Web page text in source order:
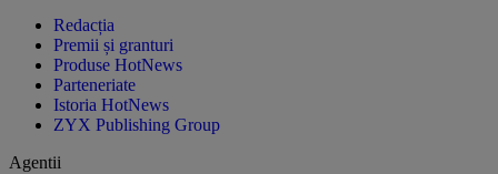
Redacția
Premii și granturi
Produse HotNews
Parteneriate
Istoria HotNews
ZYX Publishing Group
Agentii